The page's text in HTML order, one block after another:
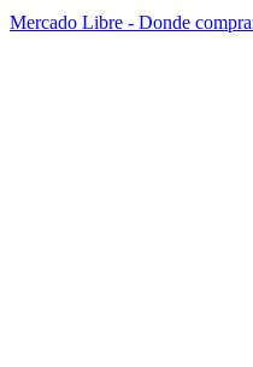
Mercado Libre - Donde